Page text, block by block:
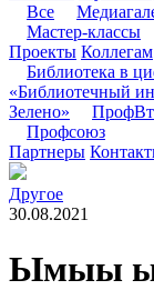
Все
Мастер-классы
Проекты Коллегам
Библиотека в
«Библиотечный
Зелено»
Профсоюз
Партнеры
Другое
30.08.2021
Ымыы